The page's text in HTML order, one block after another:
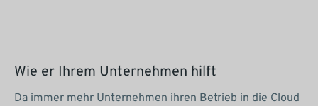
Wie er Ihrem Unternehmen hilft
Da immer mehr Unternehmen ihren Betrieb in die Cloud